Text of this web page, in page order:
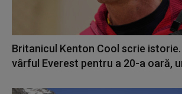
Britanicul Kenton Cool scrie
vârful Everest pentru a 20-a oară,